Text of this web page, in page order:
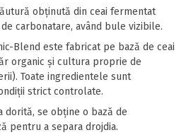
obținută din ceai fermentat
carbonatare, având bule vizibile.
Blend este fabricat pe bază de ceai
organic și cultura proprie de
Toate ingredientele sunt
strict controlate.
dorită, se obține o bază de
pentru a separa drojdia.